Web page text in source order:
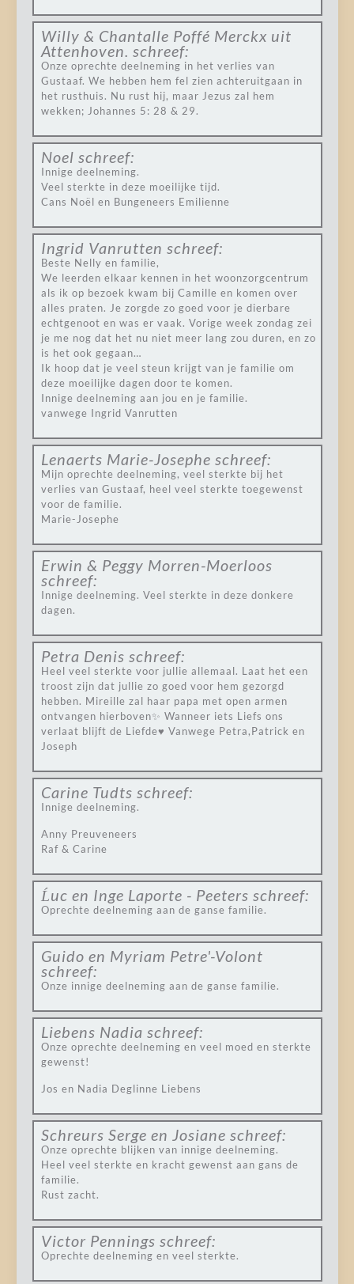
Willy & Chantalle Poffé Merckx uit
Attenhoven. schreef:
Onze oprechte deelneming in het verlies van
Gustaaf. We hebben hem fel zien achteruitgaan in
het rusthuis. Nu rust hij, maar Jezus zal hem
wekken; Johannes 5: 28 & 29.
Noel schreef:
Innige deelneming.
Veel sterkte in deze moeilijke tijd.
Cans Noël en Bungeneers Emilienne
Ingrid Vanrutten schreef:
Beste Nelly en familie,
We leerden elkaar kennen in het woonzorgcentrum
als ik op bezoek kwam bij Camille en komen over
alles praten. Je zorgde zo goed voor je dierbare
echtgenoot en was er vaak. Vorige week zondag zei
je me nog dat het nu niet meer lang zou duren, en zo
is het ook gegaan…
Ik hoop dat je veel steun krijgt van je familie om
deze moeilijke dagen door te komen.
Innige deelneming aan jou en je familie.
vanwege Ingrid Vanrutten
Lenaerts Marie-Josephe schreef:
Mijn oprechte deelneming, veel sterkte bij het
verlies van Gustaaf, heel veel sterkte toegewenst
voor de familie.
Marie-Josephe
Erwin & Peggy Morren-Moerloos
schreef:
Innige deelneming. Veel sterkte in deze donkere
dagen.
Petra Denis schreef:
Heel veel sterkte voor jullie allemaal. Laat het een
troost zijn dat jullie zo goed voor hem gezorgd
hebben. Mireille zal haar papa met open armen
ontvangen hierboven✨ Wanneer iets Liefs ons
verlaat blijft de Liefde♥️ Vanwege Petra,Patrick en
Joseph
Carine Tudts schreef:
Innige deelneming.
Anny Preuveneers
Raf & Carine
Ĺuc en Inge Laporte - Peeters schreef:
Oprechte deelneming aan de ganse familie.
Guido en Myriam Petre'-Volont
schreef:
Onze innige deelneming aan de ganse familie.
Liebens Nadia schreef:
Onze oprechte deelneming en veel moed en sterkte
gewenst!
Jos en Nadia Deglinne Liebens
Schreurs Serge en Josiane schreef:
Onze oprechte blijken van innige deelneming.
Heel veel sterkte en kracht gewenst aan gans de
familie.
Rust zacht.
Victor Pennings schreef:
Oprechte deelneming en veel sterkte.